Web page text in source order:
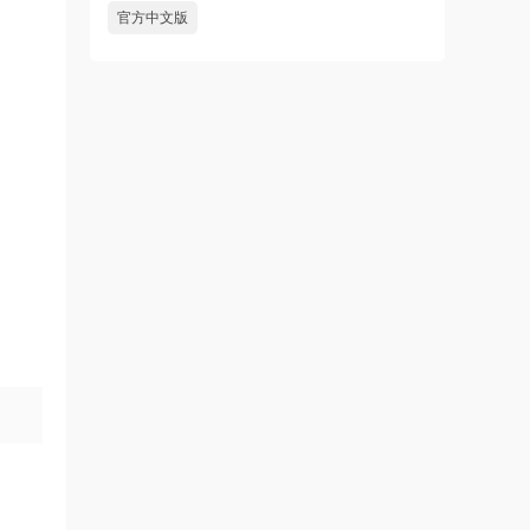
官方中文版